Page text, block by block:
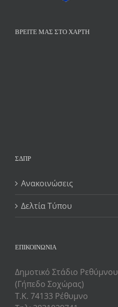
ΒΡΕΊΤΕ ΜΑΣ ΣΤΟ ΧΆΡΤΗ
ΣΔΠΡ
Ανακοινώσεις
Δελτία Τύπου
ΕΠΙΚΟΙΝΩΝΙΑ
Δημοτικό Στάδιο Ρεθύμνου
(Γήπεδο Σοχώρας)
Τ.Κ. 74133 Ρέθυμνο